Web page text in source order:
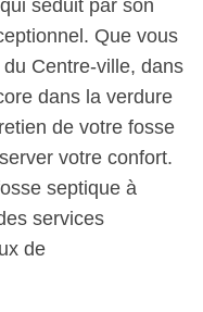
séduit par son
Que vous
Centre-ville, dans
dans la verdure
de votre fosse
votre confort.
septique à
services
de